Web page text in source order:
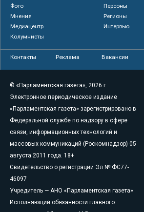
Фото
Персоны
Мнения
Регионы
Медиацентр
Интервью
Колумнисты
Контакты Реклама Вакансии
© «Парламентская газета», 2026 г.
Электронное периодическое издание
«Парламентская газета» зарегистрировано в
Федеральной службе по надзору в сфере
связи, информационных технологий и
массовых коммуникаций (Роскомнадзор) 05
августа 2011 года. 18+
Свидетельство о регистрации Эл № ФС77-
46097
Учредитель — АНО «Парламентская газета»
Исполняющий обязанности главного